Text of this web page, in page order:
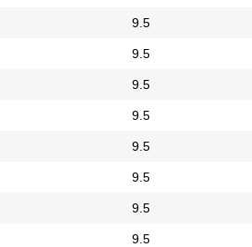
9.5
9.5
9.5
9.5
9.5
9.5
9.5
9.5